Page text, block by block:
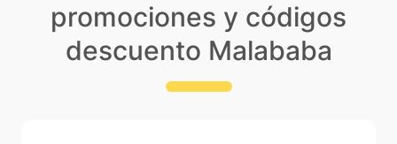
promociones y códigos
descuento Malababa